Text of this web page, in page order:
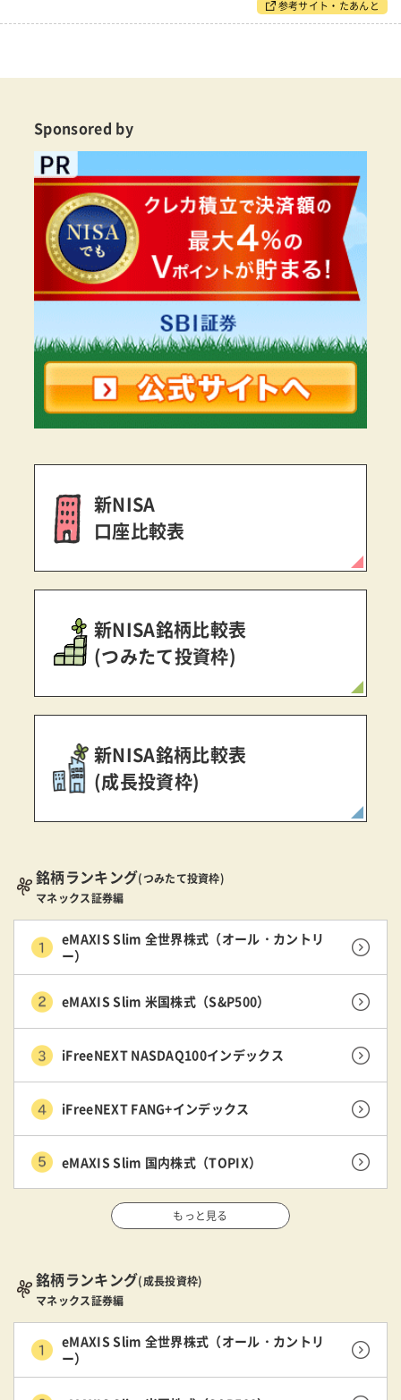
参考サイト・たあんと
Sponsored by
新NISA
口座比較表
新NISA銘柄比較表
(つみたて投資枠)
新NISA銘柄比較表
(成長投資枠)
銘柄ランキング(つみたて投資枠)
マネックス証券編
eMAXIS Slim 全世界株式（オール・カントリ
ー）
eMAXIS Slim 米国株式（S&P500）
iFreeNEXT NASDAQ100インデックス
iFreeNEXT FANG+インデックス
eMAXIS Slim 国内株式（TOPIX）
もっと見る
銘柄ランキング(成長投資枠)
マネックス証券編
eMAXIS Slim 全世界株式（オール・カントリ
ー）